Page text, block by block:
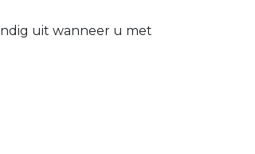
uit wanneer u met